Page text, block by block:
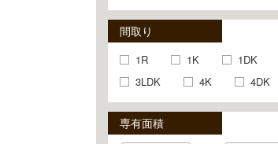
間取り
1R 1K 1DK
3LDK
4K 4DK
専有面積